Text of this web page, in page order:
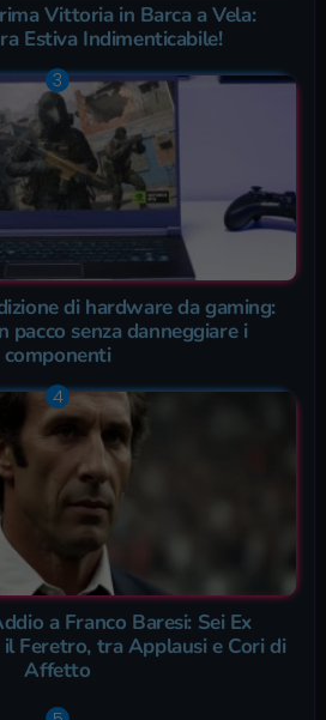
Vittoria in Barca a Vela:
Estiva Indimenticabile!
di hardware da gaming:
pacco senza danneggiare i
componenti
a Franco Baresi: Sei Ex
Feretro, tra Applausi e Cori di
Affetto